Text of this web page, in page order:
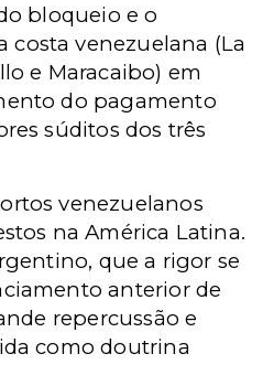
bloqueio e o
venezuelana (La
e Maracaibo) em
do pagamento
súditos dos três
venezuelanos
na América Latina.
que a rigor se
anterior de
repercussão e
como doutrina